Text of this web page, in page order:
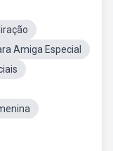
Amiga Especial